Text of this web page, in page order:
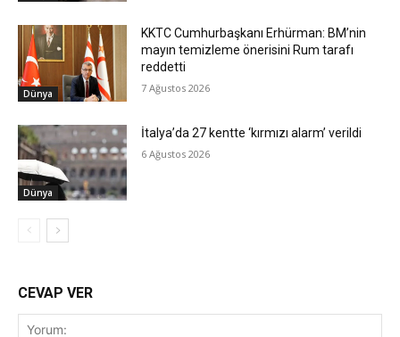
Dünya
KKTC Cumhurbaşkanı Erhürman: BM’nin
mayın temizleme önerisini Rum tarafı
reddetti
7 Ağustos 2026
Dünya
İtalya’da 27 kentte ‘kırmızı alarm’ verildi
6 Ağustos 2026
CEVAP VER